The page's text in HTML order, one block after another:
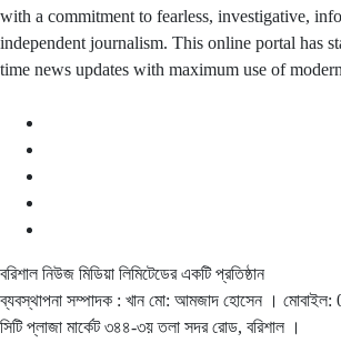
with a commitment to fearless, investigative,
independent journalism. This online portal has
time news updates with maximum use of
বরিশাল নিউজ মিডিয়া লিমিটেডের একটি প্রতিষ্ঠান
ব্যবস্থাপনা সম্পাদক : খান মো: আমজাদ হোসেন । মোবাইল:
সিটি প্লাজা মার্কেট ৩৪৪-৩য় তলা সদর রোড, বরিশাল ।